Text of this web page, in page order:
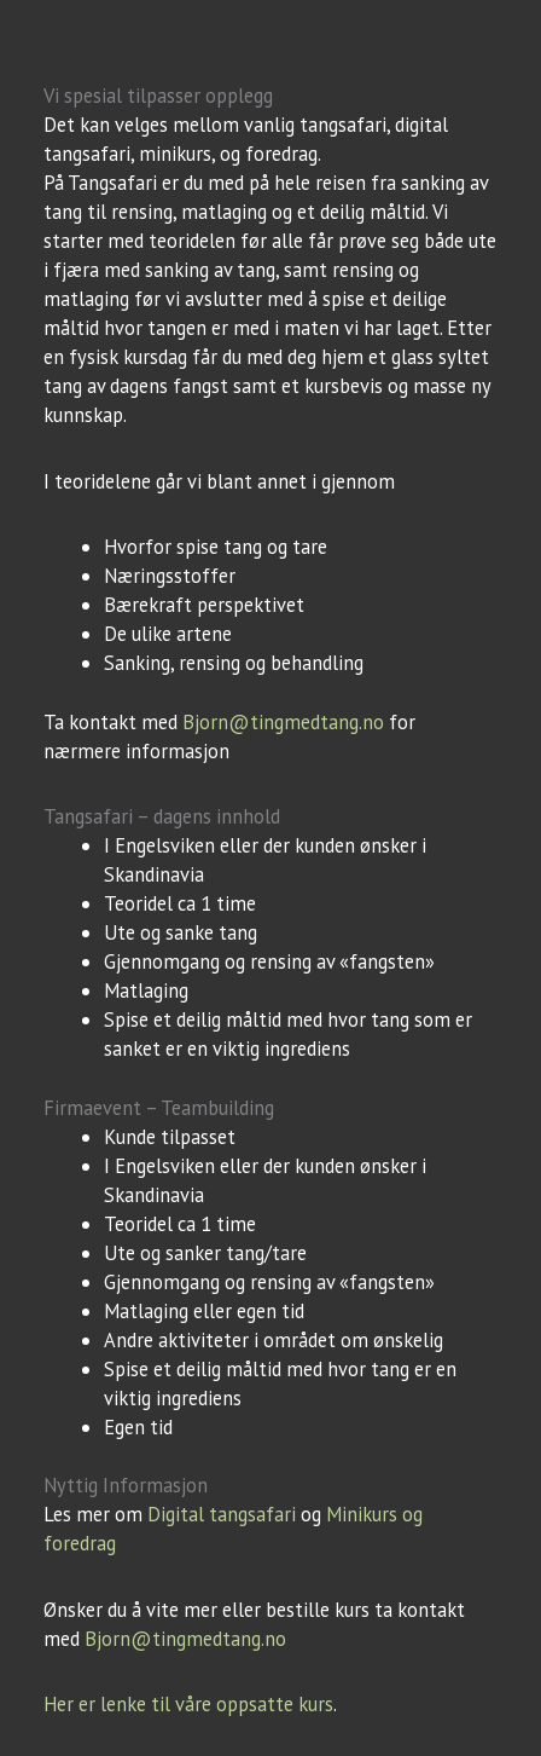
Vi spesial tilpasser opplegg
Det kan velges mellom vanlig tangsafari, digital
tangsafari, minikurs, og foredrag.
På Tangsafari er du med på hele reisen fra sanking av
tang til rensing, matlaging og et deilig måltid. Vi
starter med teoridelen før alle får prøve seg både ute
i fjæra med sanking av tang, samt rensing og
matlaging før vi avslutter med å spise et deilige
måltid hvor tangen er med i maten vi har laget. Etter
en fysisk kursdag får du med deg hjem et glass syltet
tang av dagens fangst samt et kursbevis og masse ny
kunnskap.
I teoridelene går vi blant annet i gjennom
Hvorfor spise tang og tare
Næringsstoffer
Bærekraft perspektivet
De ulike artene
Sanking, rensing og behandling
Ta kontakt med Bjorn@tingmedtang.no for
nærmere informasjon
Tangsafari – dagens innhold
I Engelsviken eller der kunden ønsker i
Skandinavia
Teoridel ca 1 time
Ute og sanke tang
Gjennomgang og rensing av «fangsten»
Matlaging
Spise et deilig måltid med hvor tang som er
sanket er en viktig ingrediens
Firmaevent – Teambuilding
Kunde tilpasset
I Engelsviken eller der kunden ønsker i
Skandinavia
Teoridel ca 1 time
Ute og sanker tang/tare
Gjennomgang og rensing av «fangsten»
Matlaging eller egen tid
Andre aktiviteter i området om ønskelig
Spise et deilig måltid med hvor tang er en
viktig ingrediens
Egen tid
Nyttig Informasjon
Les mer om Digital tangsafari og Minikurs og
foredrag
Ønsker du å vite mer eller bestille kurs ta kontakt
med Bjorn@tingmedtang.no
Her er lenke til våre oppsatte kurs.